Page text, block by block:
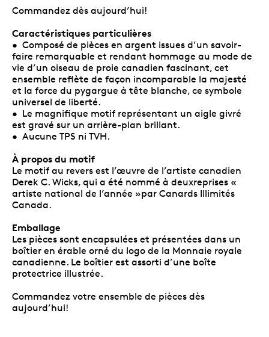
Commandez dès aujourd’hui!
Caractéristiques particulières
• Composé de pièces en argent issues d’un savoir-
faire remarquable et rendant hommage au mode de
vie d’un oiseau de proie canadien fascinant, cet
ensemble reflète de façon incomparable la majesté
et la force du pygargue à tête blanche, ce symbole
universel de liberté.
• Le magnifique motif représentant un aigle givré
est gravé sur un arrière-plan brillant.
• Aucune TPS ni TVH.
À propos du motif
Le motif au revers est l’œuvre de l’artiste canadien
Derek C. Wicks, qui a été nommé à deuxreprises «
artiste national de l’année »par Canards Illimités
Canada.
Emballage
Les pièces sont encapsulées et présentées dans un
boîtier en érable orné du logo de la Monnaie royale
canadienne. Le boîtier est assorti d’une boîte
protectrice illustrée.
Commandez votre ensemble de pièces dès
aujourd’hui!